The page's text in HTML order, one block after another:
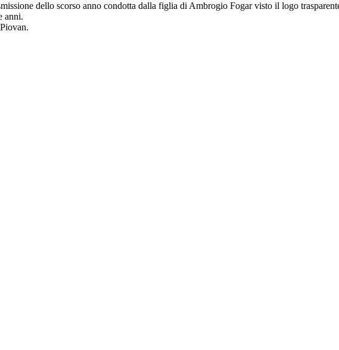
dello scorso anno condotta dalla figlia di Ambrogio Fogar visto il logo
anni.